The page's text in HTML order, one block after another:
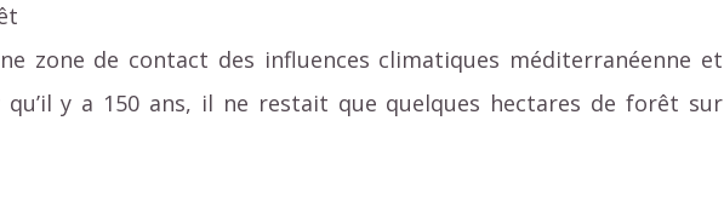
zone de contact des influences climatiques méditerranéenne et
y a 150 ans, il ne restait que quelques hectares de forêt sur